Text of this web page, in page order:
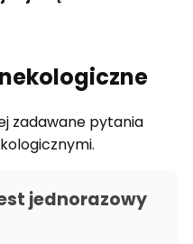
zadawane pytania
jednorazowy